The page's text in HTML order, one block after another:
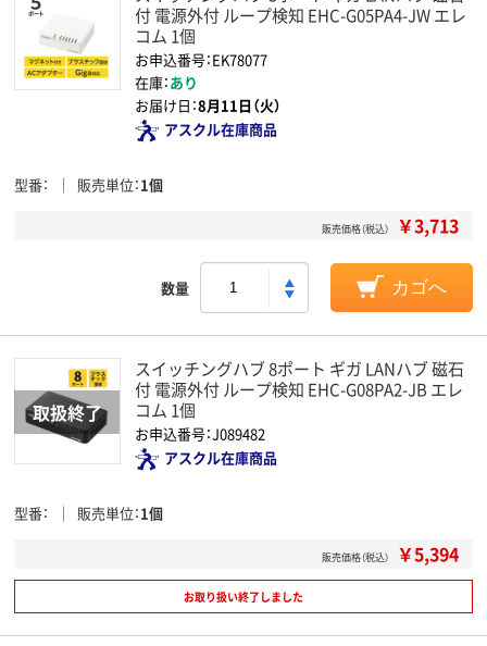
付 電源外付 ループ検知 EHC-G05PA4-JW エレ
コム 1個
お申込番号：EK78077
在庫：あり
お届け日：8月11日（火）
アスクル在庫商品
型番 販売単位 1個
販売価格（税込） ￥3,713
数量 カゴへ
スイッチングハブ 8ポート ギガ LANハブ 磁石
付 電源外付 ループ検知 EHC-G08PA2-JB エレ
コム 1個
お申込番号：J089482
アスクル在庫商品
型番 販売単位 1個
販売価格（税込） ￥5,394
お取り扱い終了しました